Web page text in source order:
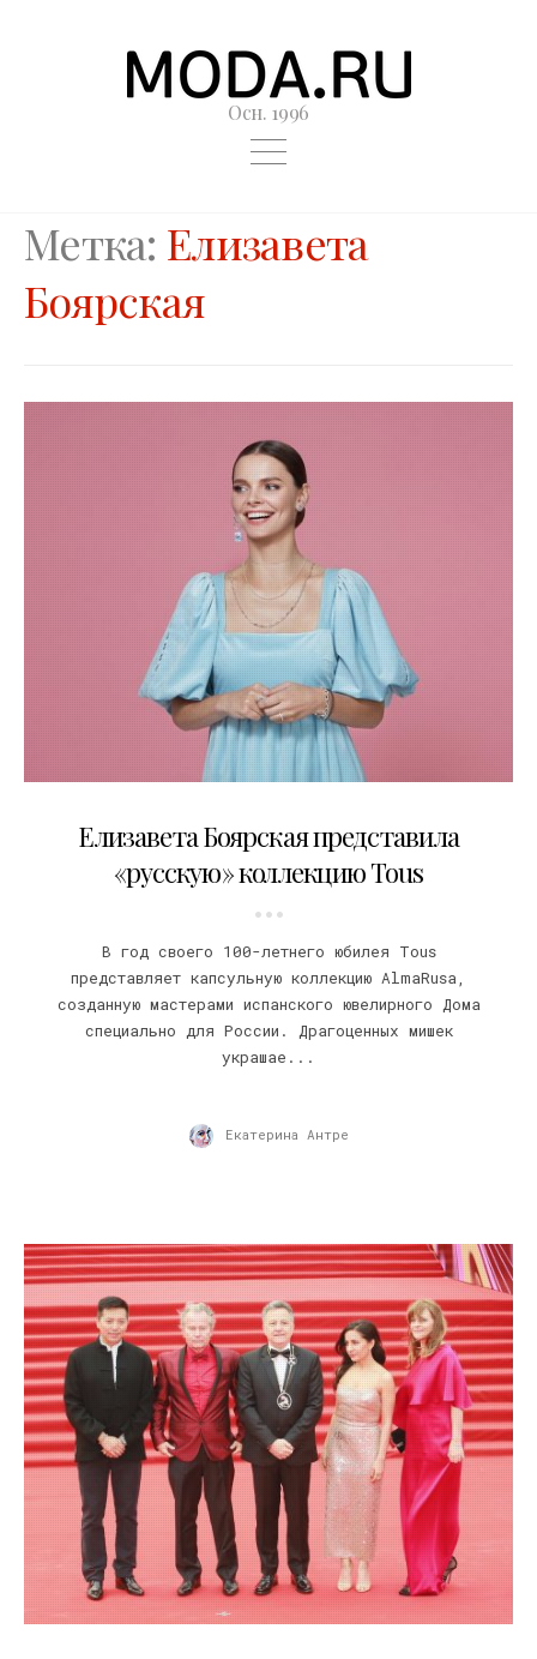
Осн. 1996
Метка: Елизавета
Боярская
Елизавета Боярская представила
«русскую» коллекцию Tous
В год своего 100-летнего юбилея Tous
представляет капсульную коллекцию AlmaRusa,
созданную мастерами испанского ювелирного Дома
специально для России. Драгоценных мишек
украшае...
Екатерина Антре